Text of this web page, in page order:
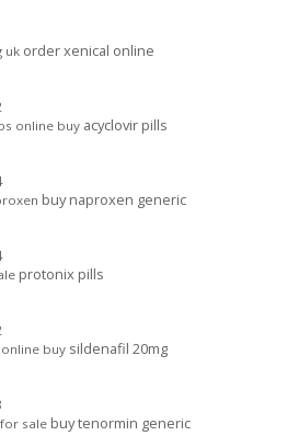
uk order xenical online
online buy acyclovir pills
buy naproxen generic
protonix pills
buy sildenafil 20mg
sale buy tenormin generic